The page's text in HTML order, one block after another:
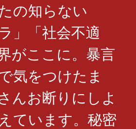
の知らない
」「社会不適
がここに。暴言
気をつけたま
んお断りにしよ
ています。秘密